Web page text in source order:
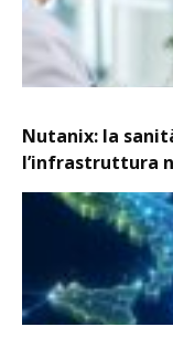
Nutanix: la
l’infrastruttura